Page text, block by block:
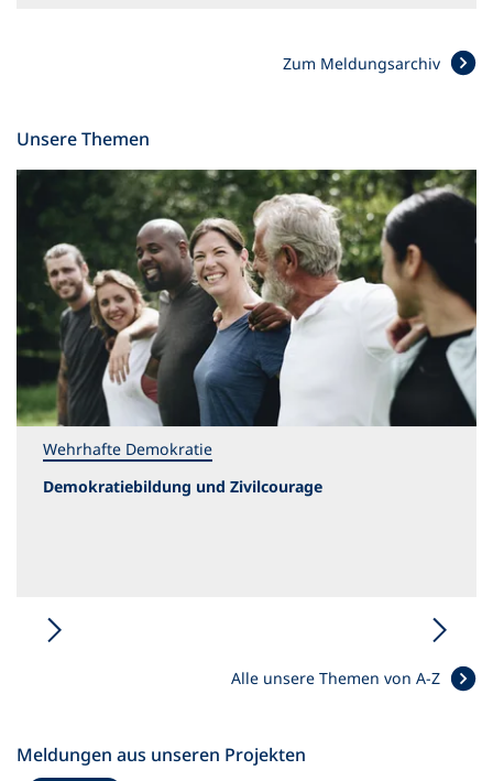
Zum Meldungsarchiv
Unsere Themen
Wehrhafte Demokratie
Demokratiebildung und Zivilcourage
Alle unsere Themen von A-Z
Meldungen aus unseren Projekten